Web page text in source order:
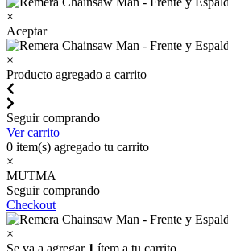
×
Aceptar
×
Producto agregado a carrito
Seguir comprando
Ver carrito
0 item(s) agregado tu carrito
×
MUTMA
Seguir comprando
Checkout
×
Se va a agregar 1 ítem a tu carrito